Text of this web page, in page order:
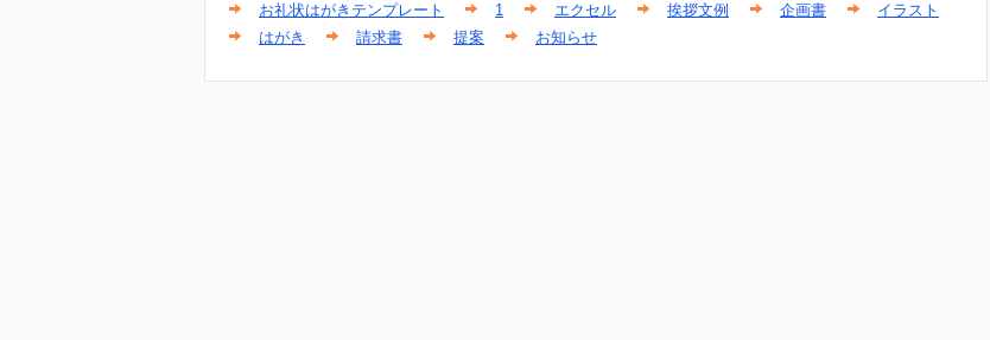
お礼状はがきテンプレート 1 エクセル 挨拶文例 企画書
イラスト
はがき
請求書 提案 お知らせ